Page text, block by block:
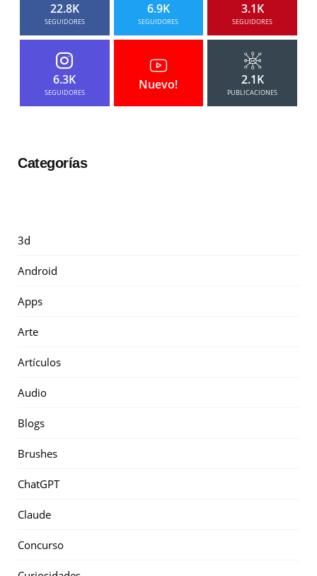
22.8K
SEGUIDORES
6.9K
SEGUIDORES
3.1K
SEGUIDORES
6.3K
SEGUIDORES
Nuevo! 2.1K
PUBLICACIONES
Categorías
3d
Android
Apps
Arte
Artículos
Audio
Blogs
Brushes
ChatGPT
Claude
Concurso